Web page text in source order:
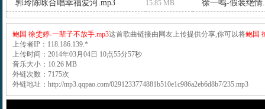
郭玲陈咏合唱幸福爱河.mp3
15.85 MB 徐一鸣-假装绝情
鲍国 徐雯婷-一辈子不放手.mp3这首歌曲链接由网友上传提供分享,你可以将鲍国
上传者IP：118.186.139.*
上传时间：2014年03月04日 10点55分57秒
音乐大小：10.26 MB
外链次数：7175次
外链地址：http://mp3.qqpao.com/0291233774881b510e1c986a2eb6d8b7/235.mp3